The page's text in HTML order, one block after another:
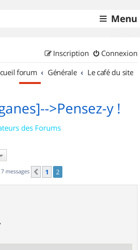
Menu
Connexion
Inscription
forum Générale Le café du site
>Pensez-y !
des Forums
messages Précédent
1 2